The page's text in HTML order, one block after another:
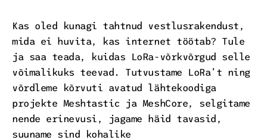
Kas oled kunagi tahtnud vestlusrakendust,
mida ei huvita, kas internet töötab? Tule
ja saa teada, kuidas LoRa-võrkvõrgud selle
võimalikuks teevad. Tutvustame LoRa’t ning
võrdleme kõrvuti avatud lähtekoodiga
projekte Meshtastic ja MeshCore, selgitame
nende erinevusi, jagame häid tavasid,
suuname sind kohalike